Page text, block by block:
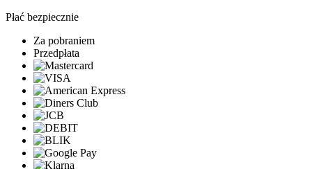
Płać bezpiecznie
Za pobraniem
Przedpłata